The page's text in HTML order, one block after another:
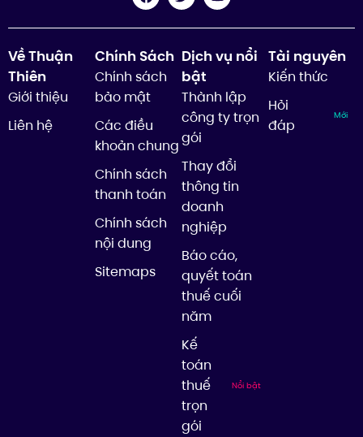
Về Thuận
Thiên
Giới thiệu
Liên hệ
Chính Sách
Chính sách
bảo mật
Các điều
khoản chung
Chính sách
thanh toán
Chính sách
nội dung
Sitemaps
Dịch vụ nổi
bật
Thành lập
công ty trọn
gói
Thay đổi
thông tin
doanh
nghiệp
Báo cáo,
quyết toán
thuế cuối
năm
Kế
toán
thuế
trọn
gói
Nổi bật
Tài nguyên
Kiến thức
Hỏi
đáp
Mới